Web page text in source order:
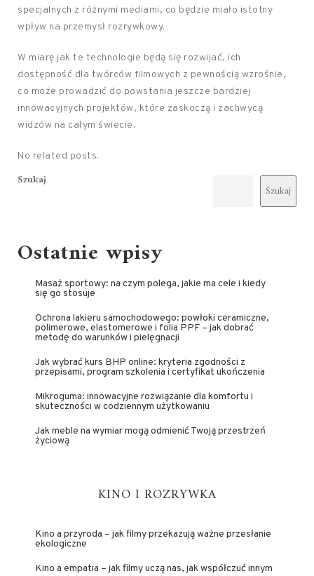
specjalnych z różnymi mediami, co będzie miało istotny
wpływ na przemysł rozrywkowy.
W miarę jak te technologie będą się rozwijać, ich
dostępność dla twórców filmowych z pewnością wzrośnie,
co może prowadzić do powstania jeszcze bardziej
innowacyjnych projektów, które zaskoczą i zachwycą
widzów na całym świecie.
No related posts.
Szukaj
Szukaj
Ostatnie wpisy
Masaż sportowy: na czym polega, jakie ma cele i kiedy
się go stosuje
Ochrona lakieru samochodowego: powłoki ceramiczne,
polimerowe, elastomerowe i folia PPF – jak dobrać
metodę do warunków i pielęgnacji
Jak wybrać kurs BHP online: kryteria zgodności z
przepisami, program szkolenia i certyfikat ukończenia
Mikroguma: innowacyjne rozwiązanie dla komfortu i
skuteczności w codziennym użytkowaniu
Jak meble na wymiar mogą odmienić Twoją przestrzeń
życiową
KINO I ROZRYWKA
Kino a przyroda – jak filmy przekazują ważne przesłanie
ekologiczne
Kino a empatia – jak filmy uczą nas, jak współczuć innym